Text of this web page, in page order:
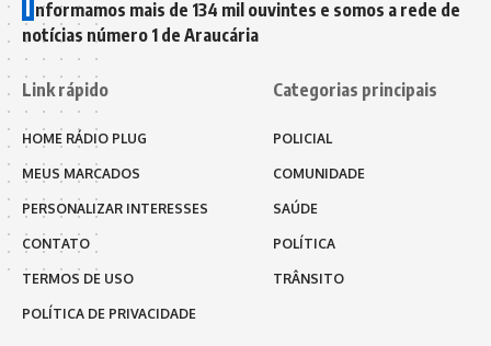
I nformamos mais de 134 mil ouvintes e somos a rede de
notícias número 1 de Araucária
Link rápido
HOME RÁDIO PLUG
MEUS MARCADOS
PERSONALIZAR INTERESSES
CONTATO
TERMOS DE USO
POLÍTICA DE PRIVACIDADE
Categorias principais
POLICIAL
COMUNIDADE
SAÚDE
POLÍTICA
TRÂNSITO